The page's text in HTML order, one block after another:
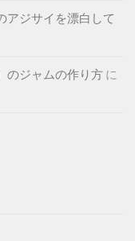
アジサイを漂白して
のジャムの作り方 に